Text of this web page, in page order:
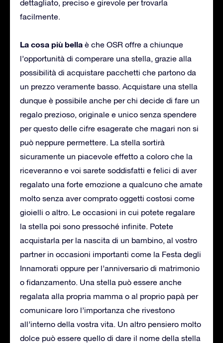
dettagliato, preciso e girevole per trovarla
facilmente.
La cosa più bella è che OSR offre a chiunque
l’opportunità di comperare una stella, grazie alla
possibilità di acquistare pacchetti che partono da
un prezzo veramente basso. Acquistare una stella
dunque è possibile anche per chi decide di fare un
regalo prezioso, originale e unico senza spendere
per questo delle cifre esagerate che magari non si
può neppure permettere. La stella sortirà
sicuramente un piacevole effetto a coloro che la
riceveranno e voi sarete soddisfatti e felici di aver
regalato una forte emozione a qualcuno che amate
molto senza aver comprato oggetti costosi come
gioielli o altro. Le occasioni in cui potete regalare
la stella poi sono pressoché infinite. Potete
acquistarla per la nascita di un bambino, al vostro
partner in occasioni importanti come la Festa degli
Innamorati oppure per l’anniversario di matrimonio
o fidanzamento. Una stella può essere anche
regalata alla propria mamma o al proprio papà per
comunicare loro l’importanza che rivestono
all’interno della vostra vita. Un altro pensiero molto
dolce può essere quello di dare il nome della stella